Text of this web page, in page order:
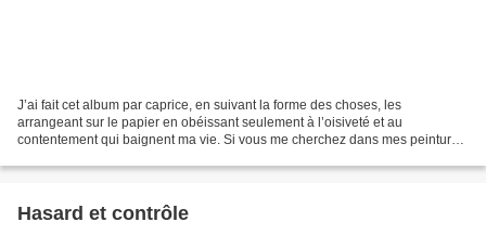
J’ai fait cet album par caprice, en suivant la forme des choses, les
arrangeant sur le papier en obéissant seulement à l’oisiveté et au
contentement qui baignent ma vie. Si vous me cherchez dans mes peintures,
Hasard et contrôle